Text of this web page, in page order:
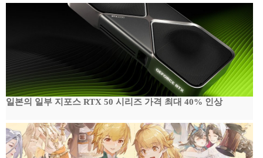
일본의 일부 지포스 RTX 50 시리즈 가격 최대 40% 인상